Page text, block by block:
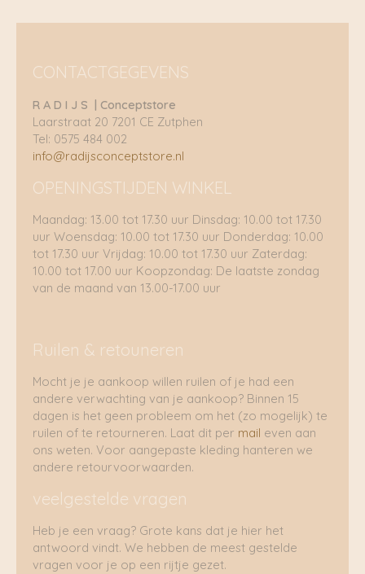
CONTACTGEGEVENS
R A D I J S | Conceptstore
Laarstraat 20 7201 CE Zutphen
Tel: 0575 484 002
info@radijsconceptstore.nl
OPENINGSTIJDEN WINKEL
Maandag: 13.00 tot 17.30 uur Dinsdag: 10.00 tot 17.30
uur Woensdag: 10.00 tot 17.30 uur Donderdag: 10.00
tot 17.30 uur Vrijdag: 10.00 tot 17.30 uur Zaterdag:
10.00 tot 17.00 uur Koopzondag: De laatste zondag
van de maand van 13.00-17.00 uur
Ruilen & retouneren
Mocht je je aankoop willen ruilen of je had een
andere verwachting van je aankoop? Binnen 15
dagen is het geen probleem om het (zo mogelijk) te
ruilen of te retourneren. Laat dit per mail even aan
ons weten. Voor aangepaste kleding hanteren we
andere retourvoorwaarden.
veelgestelde vragen
Heb je een vraag? Grote kans dat je hier het
antwoord vindt. We hebben de meest gestelde
vragen voor je op een rijtje gezet.